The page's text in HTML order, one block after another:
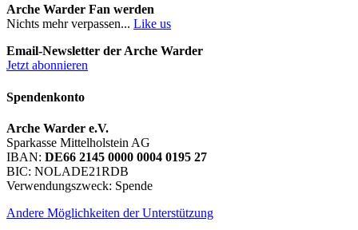
Arche Warder Fan werden
Nichts mehr verpassen... Like us
Email-Newsletter der Arche Warder
Jetzt abonnieren
Spendenkonto
Arche Warder e.V.
Sparkasse Mittelholstein AG
IBAN: DE66 2145 0000 0004 0195 27
BIC: NOLADE21RDB
Verwendungszweck: Spende
Andere Möglichkeiten der Unterstützung